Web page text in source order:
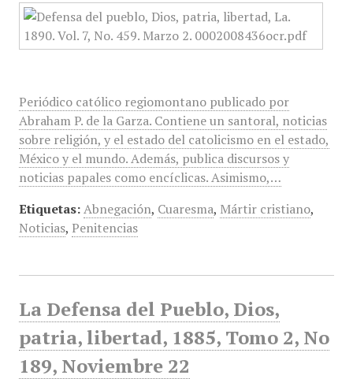
Periódico católico regiomontano publicado por
Abraham P. de la Garza. Contiene un santoral, noticias
sobre religión, y el estado del catolicismo en el estado,
México y el mundo. Además, publica discursos y
noticias papales como encíclicas. Asimismo,…
Etiquetas: Abnegación, Cuaresma, Mártir cristiano,
Noticias, Penitencias
La Defensa del Pueblo, Dios,
patria, libertad, 1885, Tomo 2, No
189, Noviembre 22